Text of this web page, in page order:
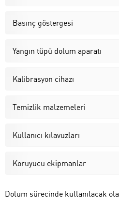
Basınç göstergesi
Yangın tüpü dolum aparatı
Kalibrasyon cihazı
Temizlik malzemeleri
Kullanıcı kılavuzları
Koruyucu ekipmanlar
Dolum sürecinde kullanılacak